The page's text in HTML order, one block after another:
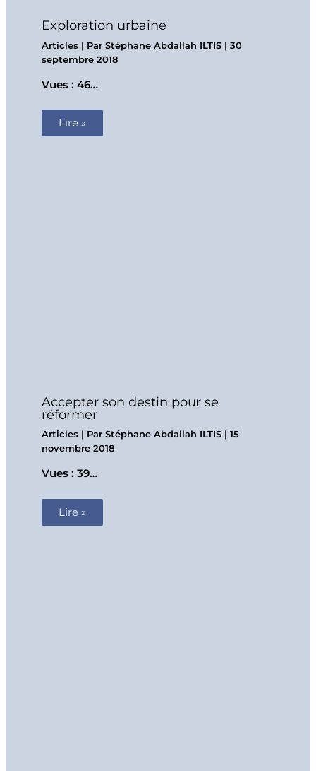
Exploration urbaine
Articles| Par Stéphane Abdallah ILTIS | 30
septembre 2018
Vues : 46…
Lire »
Accepter son destin pour se
réformer
Articles| Par Stéphane Abdallah ILTIS | 15
novembre 2018
Vues : 39…
Lire »